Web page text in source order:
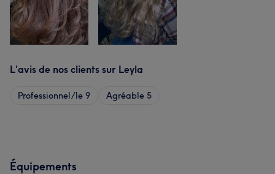
L'avis de nos clients sur Leyla
Professionnel/le 9 Agréable 5
Équipements